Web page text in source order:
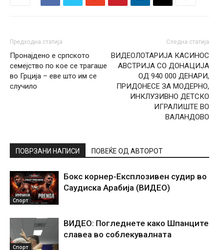
Предходна статија
Пронајдено е српското
семејство по кое се трагаше
во Грција – еве што им се
случило
Следна статија
ВИДЕОЛОТАРИЈА КАСИНОС
АВСТРИЈА СО ДОНАЦИЈА
ОД 940 000 ДЕНАРИ,
ПРИДОНЕСЕ ЗА МОДЕРНО,
ИНКЛУЗИВНО ДЕТСКО
ИГРАЛИШТЕ ВО
ВАЛАНДОВО
ПОВРЗАНИ НАПИСИ ПОВЕЌЕ ОД АВТОРОТ
Спорт
Бокс корнер-Експлозивен судир во
Саудиска Арабија (ВИДЕО)
Спорт
ВИДЕО: Погледнете како Шпанците
славеа во соблекувалната